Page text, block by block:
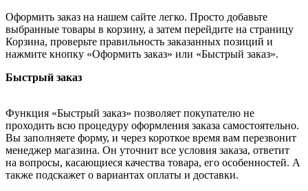
Оформить заказ на нашем сайте легко. Просто добавьте
выбранные товары в корзину, а затем перейдите на страницу
Корзина, проверьте правильность заказанных позиций и
нажмите кнопку «Оформить заказ» или «Быстрый заказ».
Быстрый заказ
Функция «Быстрый заказ» позволяет покупателю не
проходить всю процедуру оформления заказа самостоятельно.
Вы заполняете форму, и через короткое время вам перезвонит
менеджер магазина. Он уточнит все условия заказа, ответит
на вопросы, касающиеся качества товара, его особенностей. А
также подскажет о вариантах оплаты и доставки.